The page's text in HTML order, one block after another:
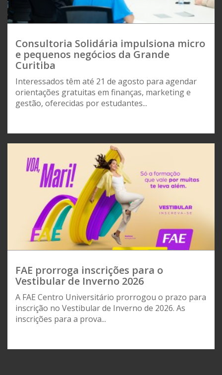
Consultoria Solidária impulsiona micro
e pequenos negócios da Grande
Curitiba
Interessados têm até 21 de agosto para agendar
orientações gratuitas em finanças, marketing e
gestão, oferecidas por estudantes...
FAE prorroga inscrições para o
Vestibular de Inverno 2026
A FAE Centro Universitário prorrogou o prazo para
inscrição no Vestibular de Inverno de 2026. As
inscrições para a prova...